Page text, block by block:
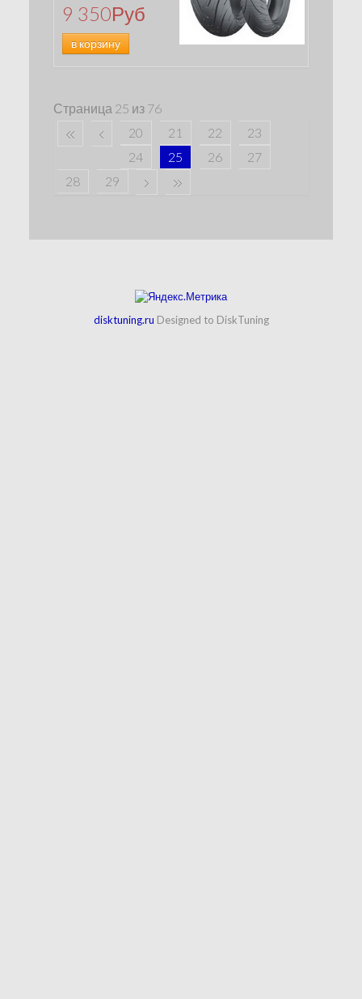
9 350Руб
в корзину
Страница 25 из 76
20
21 22
23
24
25 26
27
28
29
disktuning.ru Designed to DiskTuning